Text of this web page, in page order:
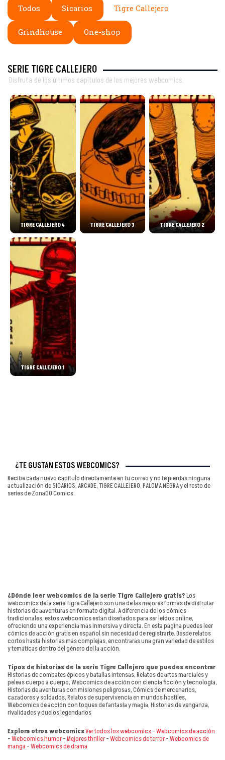
Todos Sicarios Tigre Callejero
Grindhouse One-shop
SERIE TIGRE CALLEJERO
Disfruta de los últimos capítulos de los mejores webcomics.
TIGRE CALLEJERO 4 TIGRE CALLEJERO 3 TIGRE CALLEJERO 2
TIGRE CALLEJERO 1
¿TE GUSTAN ESTOS WEBCÓMICS?
Recibe cada nuevo capítulo directamente en tu correo y no te pierdas ninguna
actualización de SICARIOS, ARCADE, TIGRE CALLEJERO, PALOMA NEGRA y el resto de
series de Zona00 Comics.
¿Dónde leer webcomics de la serie Tigre Callejero gratis?Los
webcomics de la serie Tigre Callejero son una de las mejores formas de disfrutar
historias de aaventuras en formato digital. A diferencia de los cómics
tradicionales, estos webcomics están diseñados para ser leídos online,
ofreciendo una experiencia más inmersiva y directa. En esta página puedes leer
cómics de acción gratis en español sin necesidad de registrarte. Desde relatos
cortos hasta historias más complejas, encontrarás una gran variedad de estilos
y temáticas dentro del género del la acción.
Tipos de historias de la serie Tigre Callejero que puedes encontrar
Historias de combates épicos y batallas intensas, Relatos de artes marciales y
peleas cuerpo a cuerpo, Webcomics de acción con ciencia ficción y tecnología,
Historias de aventuras con misiones peligrosas, Cómics de mercenarios,
cazadores y soldados, Relatos de supervivencia en mundos hostiles,
Webcomics de acción con toques de fantasía y magia, Historias de venganza,
rivalidades y duelos legendarios
Explora otros webcomicsVer todos los webcomics–Webcomics de acción
–Webcomics humor–Mejores thriller–Webcomics de terror–Webcomics de
manga –Webcomics de drama